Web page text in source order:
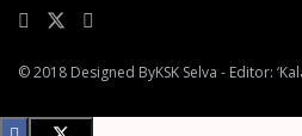
© 2018 Designed ByKSK Selva - Editor: